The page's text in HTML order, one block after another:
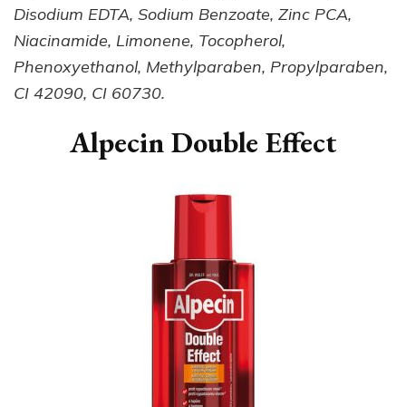
Disodium EDTA, Sodium Benzoate, Zinc PCA,
Niacinamide, Limonene, Tocopherol,
Phenoxyethanol, Methylparaben, Propylparaben,
CI 42090, CI 60730.
Alpecin Double Effect